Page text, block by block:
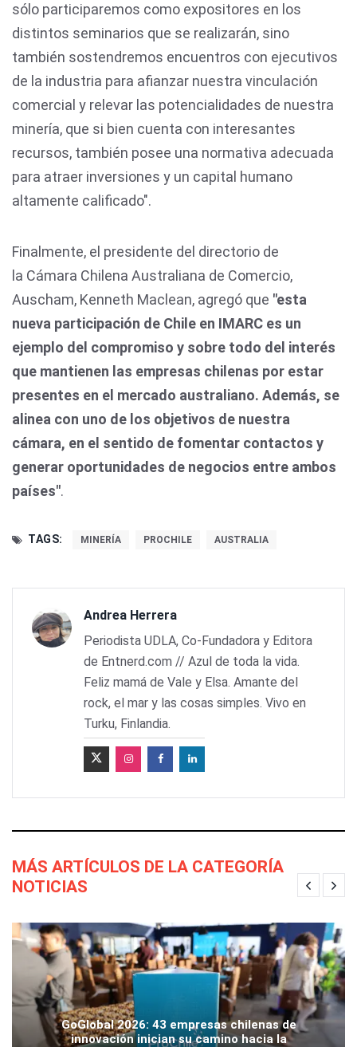
sólo participaremos como expositores en los
distintos seminarios que se realizarán, sino
también sostendremos encuentros con ejecutivos
de la industria para afianzar nuestra vinculación
comercial y relevar las potencialidades de nuestra
minería, que si bien cuenta con interesantes
recursos, también posee una normativa adecuada
para atraer inversiones y un capital humano
altamente calificado".
Finalmente, el presidente del directorio de
la Cámara Chilena Australiana de Comercio,
Auscham, Kenneth Maclean, agregó que "esta
nueva participación de Chile en IMARC es un
ejemplo del compromiso y sobre todo del interés
que mantienen las empresas chilenas por estar
presentes en el mercado australiano. Además, se
alinea con uno de los objetivos de nuestra
cámara, en el sentido de fomentar contactos y
generar oportunidades de negocios entre ambos
países".
TAGS: MINERÍA PROCHILE AUSTRALIA
Andrea Herrera
Periodista UDLA, Co-Fundadora y Editora
de Entnerd.com // Azul de toda la vida.
Feliz mamá de Vale y Elsa. Amante del
rock, el mar y las cosas simples. Vivo en
Turku, Finlandia.
MÁS ARTÍCULOS DE LA CATEGORÍA
NOTICIAS
GoGlobal 2026: 43 empresas chilenas de
innovación inician su camino hacia la